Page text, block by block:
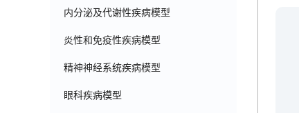
内分泌及代谢性疾病模型
炎性和免疫性疾病模型
精神神经系统疾病模型
眼科疾病模型